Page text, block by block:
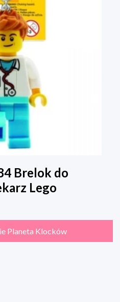
Brelok do
Lego
Planeta Klocków